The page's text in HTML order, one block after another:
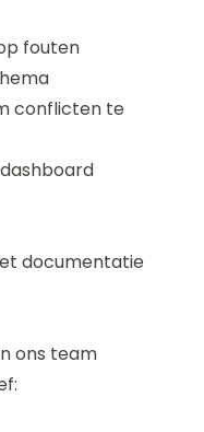
fouten
conflicten te
documentatie
ons team